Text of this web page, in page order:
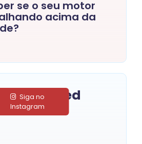
se o seu motor
acima da
Feed
Siga no
Instagram